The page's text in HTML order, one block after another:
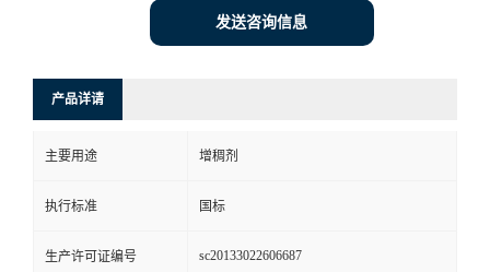
发送咨询信息
产品详请
主要用途 增稠剂
执行标准 国标
生产许可证编号 sc20133022606687